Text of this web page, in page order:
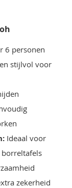
6 personen
stijlvol voor
Ideaal voor
borreltafels
zekerheid